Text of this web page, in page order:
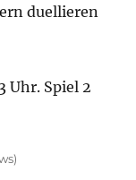
duellieren
Uhr. Spiel 2